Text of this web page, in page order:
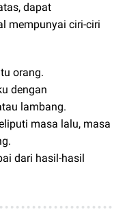
dapat
mempunyai ciri-ciri
orang.
dengan
lambang.
masa lalu, masa
dari hasil-hasil